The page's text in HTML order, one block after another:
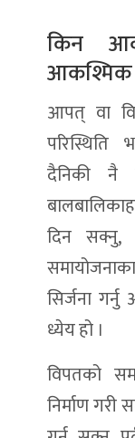
किन
आकश्मिक
आपत् वा
परिस्थिति
दैनिकी नै
दिन सक्नु,
सिर्जना
ध्येय हो ।
विपतको
निर्माण गरी